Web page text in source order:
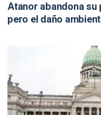
Atanor abandona su
pero el daño